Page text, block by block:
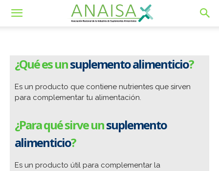
¿Qué es unsuplemento alimenticio?
Es un producto que contiene nutrientes que sirven
para complementar tu alimentación.
¿Para qué sirve unsuplemento
alimenticio?
Es un producto útil para complementar la